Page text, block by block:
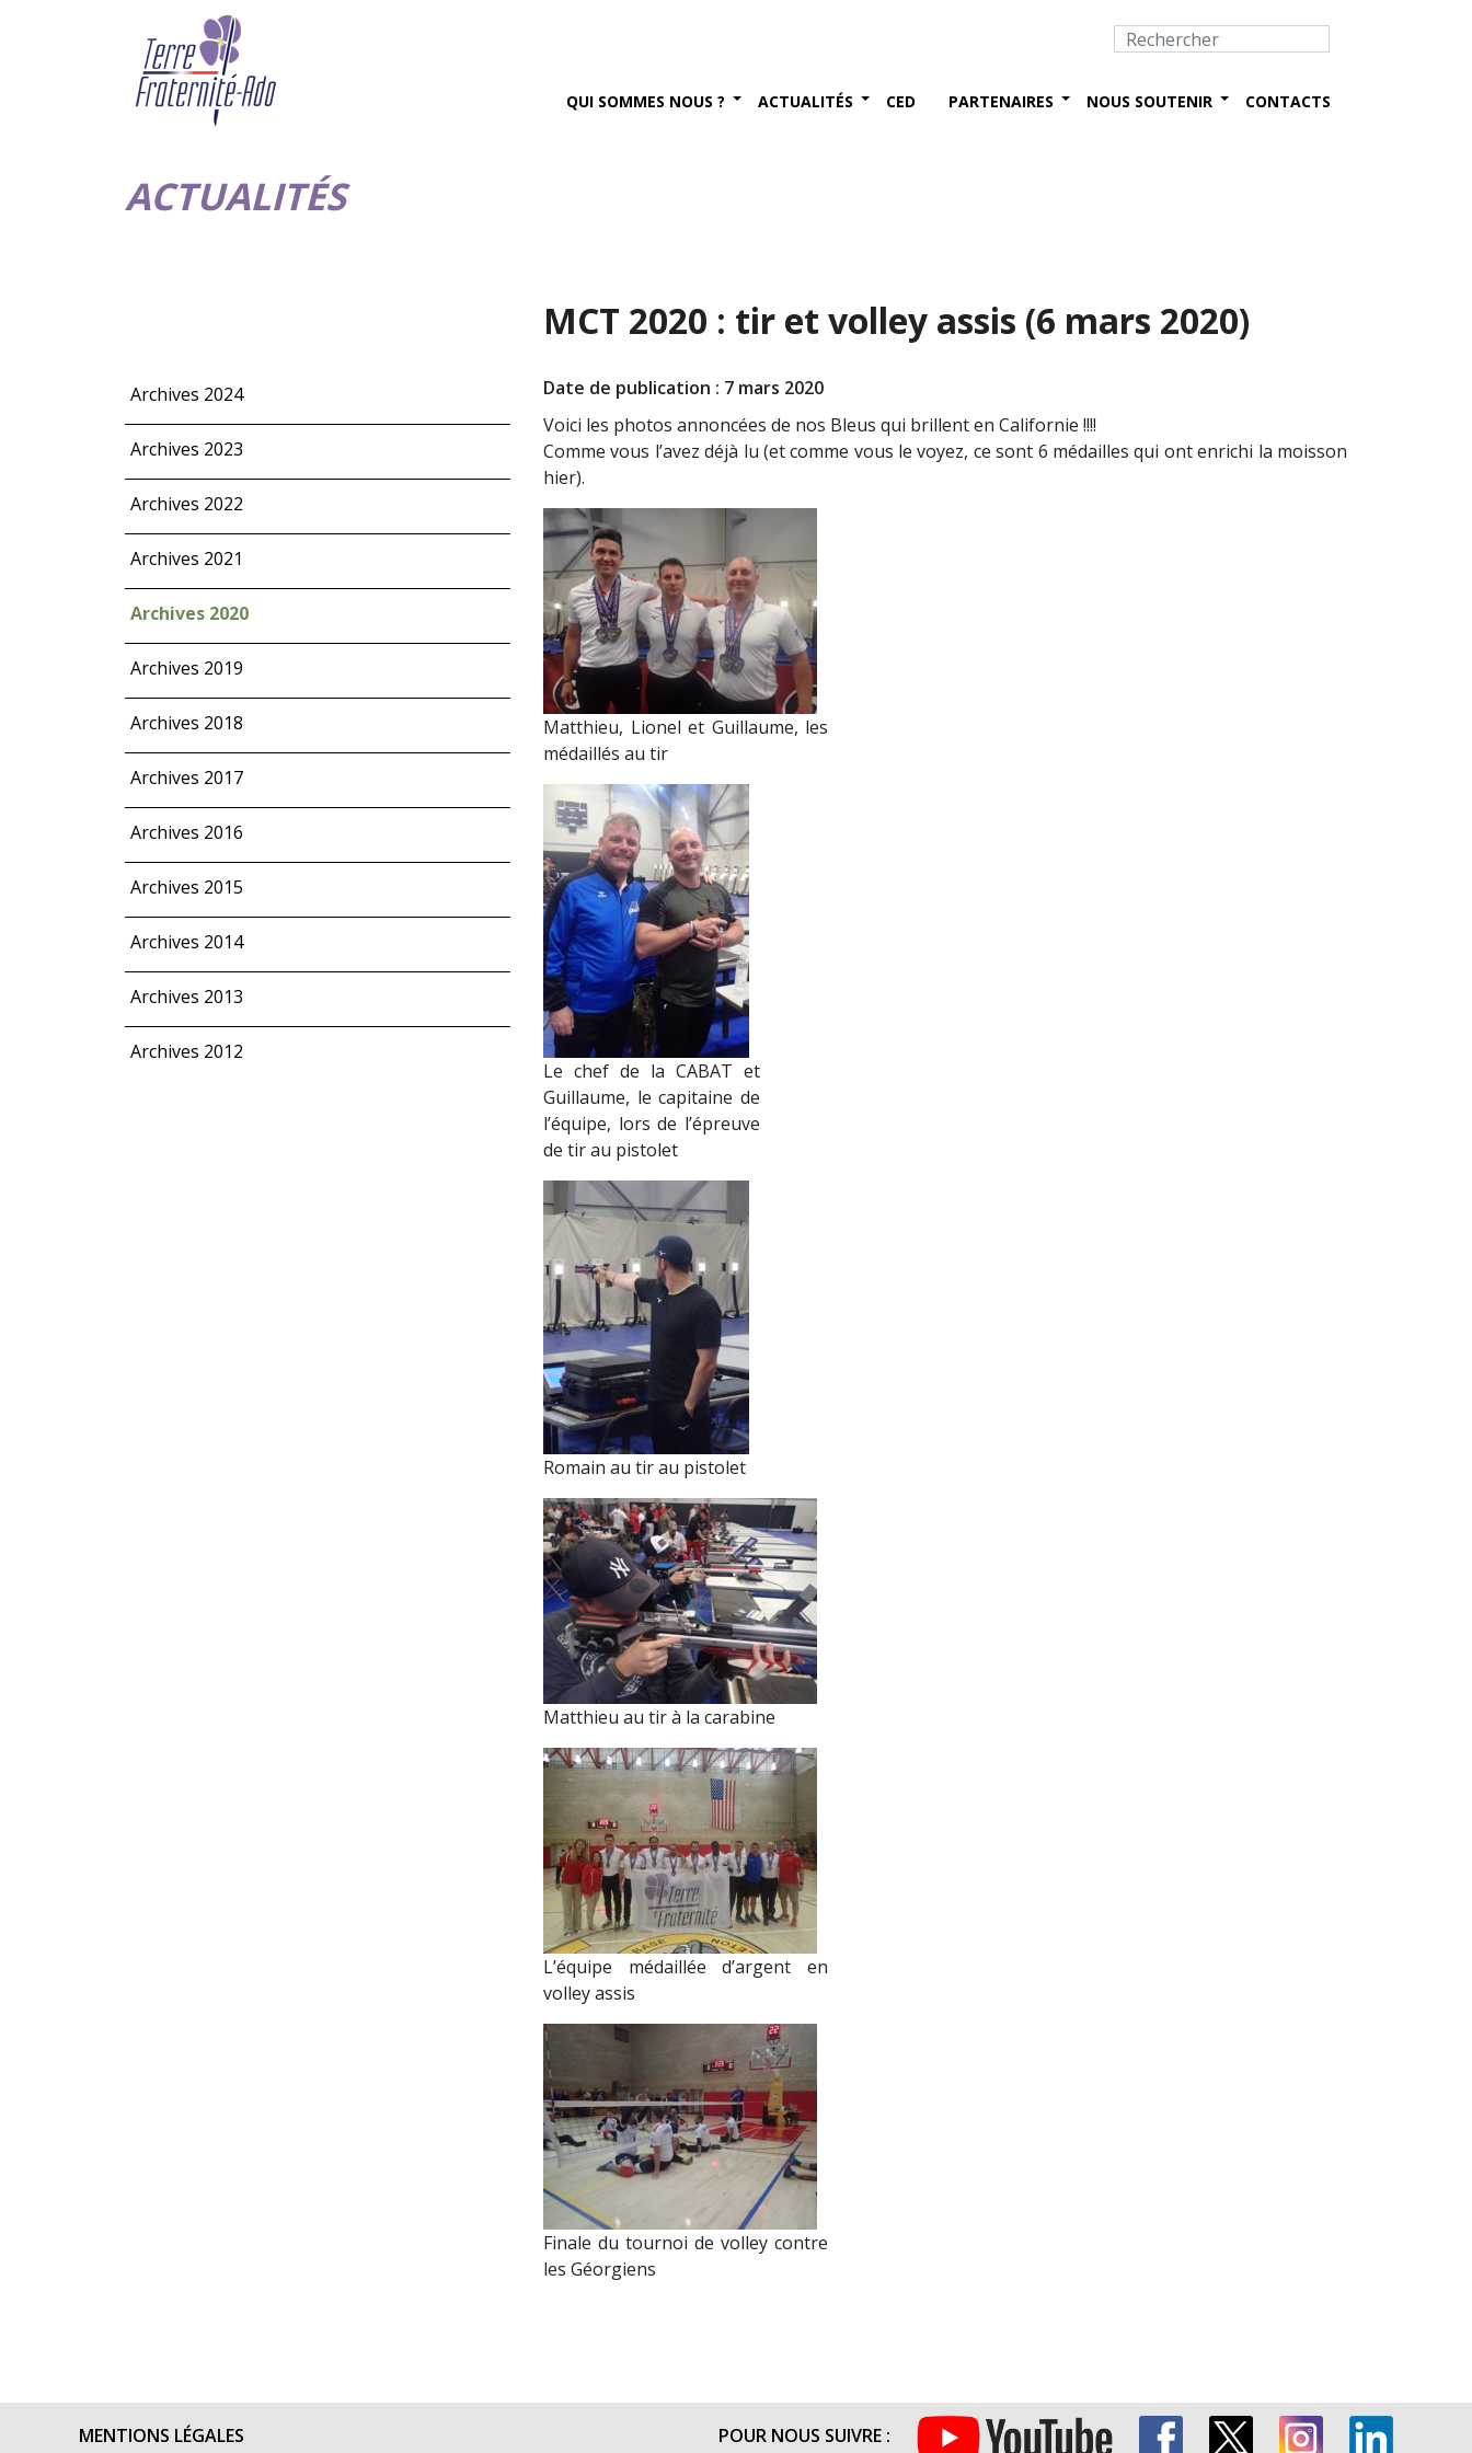
QUI SOMMES NOUS ? ACTUALITÉS CED PARTENAIRES NOUS SOUTENIR CONTACTS
ACTUALITÉS
Archives 2024
Archives 2023
Archives 2022
Archives 2021
Archives 2020
Archives 2019
Archives 2018
Archives 2017
Archives 2016
Archives 2015
Archives 2014
Archives 2013
Archives 2012
MCT 2020 : tir et volley assis (6 mars 2020)
Date de publication : 7 mars 2020
Voici les photos annoncées de nos Bleus qui brillent en Californie !!!!
Comme vous l’avez déjà lu (et comme vous le voyez, ce sont 6 médailles qui ont enrichi la moisson
hier).
Matthieu, Lionel et Guillaume, les
médaillés au tir
Le chef de la CABAT et
Guillaume, le capitaine de
l’équipe, lors de l’épreuve
de tir au pistolet
Romain au tir au pistolet
Matthieu au tir à la carabine
L’équipe médaillée d’argent en
volley assis
Finale du tournoi de volley contre
les Géorgiens
MENTIONS LÉGALES POUR NOUS SUIVRE :